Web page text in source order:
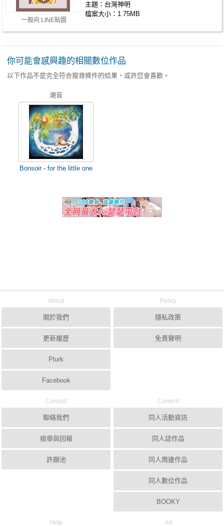
一般向 LINE貼圖
主題：台灣神明
檔案大小：1.75MB
你可能會感興趣的相關數位作品
以下作品不是完全符合搜尋條件的結果，或許您會喜歡。
潮音
Bonsoir - for the little one
About
關於我們
更新履歷
Plurk
Facebook
Policy
隱私政策
免責聲明
Contact
聯絡我們
檢舉與回報
許願池
Content
同人活動資訊
同人誌作品
同人周邊作品
同人數位作品
BOOKY
Help Ad